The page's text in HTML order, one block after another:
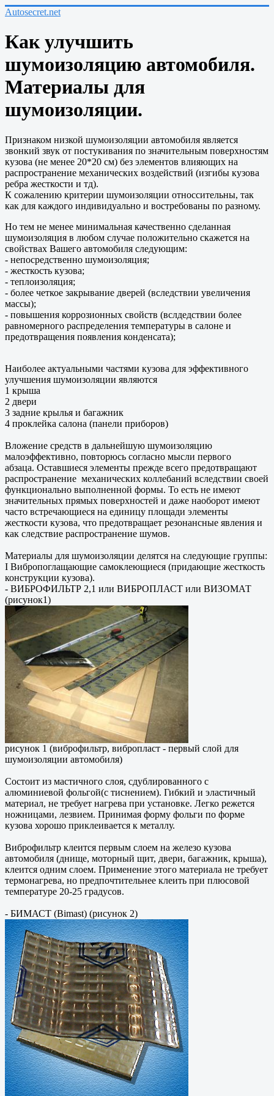
Autosecret.net
Как улучшить
шумоизоляцию автомобиля.
Материалы для
шумоизоляции.
Признаком низкой шумоизоляции автомобиля является
звонкий звук от постукивания по значительным поверхностям
кузова (не менее 20*20 см) без элементов влияющих на
распространение механических воздействий (изгибы кузова
ребра жесткости и тд).
К сожалению критерии шумоизоляции относсительны, так
как для каждого индивидуально и востребованы по разному.
Но тем не менее минимальная качественно сделанная
шумоизоляция в любом случае положительно скажется на
свойствах Вашего автомобиля следующим:
- непосредственно шумоизоляция;
- жесткость кузова;
- теплоизоляция;
- более четкое закрывание дверей (вследствии увеличения
массы);
- повышения коррозионных свойств (вслдедствии более
равномерного распределения температуры в салоне и
предотвращения появления конденсата);
Наиболее актуальными частями кузова для эффективного
улучшения шумоизоляции являются
1 крыша
2 двери
3 задние крылья и багажник
4 проклейка салона (панели приборов)
Вложение средств в дальнейшую шумоизоляцию
малоэффективно, повторюсь согласно мысли первого
абзаца. Оставшиеся элементы прежде всего предотвращают
распространение механических коллебаний вследствии своей
функционально выполненной формы. То есть не имеют
значительных прямых поверхностей и даже наоборот имеют
часто встречающиеся на единицу площади элементы
жесткости кузова, что предотвращает резонансные явления и
как следствие распространение шумов.
Материалы для шумоизоляции делятся на следующие группы:
I Вибропоглащающие самоклеющиеся (придающие жесткость
конструкции кузова).
- ВИБРОФИЛЬТР 2,1 или ВИБРОПЛАСТ или ВИЗОМАТ
(рисунок1)
рисунок 1 (виброфильтр, вибропласт - первый слой для
шумоизоляции автомобиля)
Состоит из мастичного слоя, сдублированного с
алюминиевой фольгой(с тиснением). Гибкий и эластичный
материал, не требует нагрева при установке. Легко режется
ножницами, лезвием. Принимая форму фольги по форме
кузова хорошо приклеивается к металлу.
Виброфильтр клеится первым слоем на железо кузова
автомобиля (днище, моторный щит, двери, багажник, крыша),
клеится одним слоем. Применение этого материала не требует
термонагрева, но предпочтительнее клеить при плюсовой
температуре 20-25 градусов.
- БИМАСТ (Bimast) (рисунок 2)